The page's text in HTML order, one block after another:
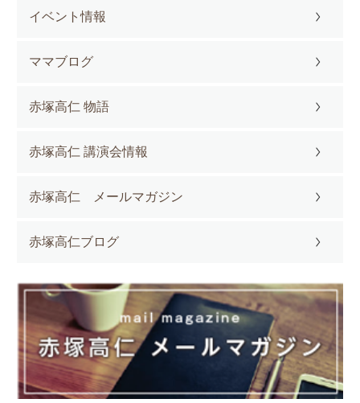
イベント情報
ママブログ
赤塚高仁 物語
赤塚高仁 講演会情報
赤塚高仁 メールマガジン
赤塚高仁ブログ